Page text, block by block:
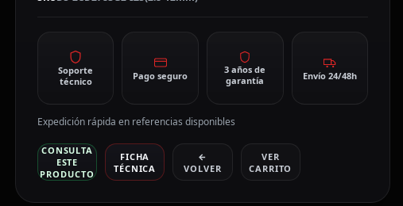
12mm)
cantidad
Soporte
técnico
Pago seguro
3 años de
garantía
Envío 24/48h
Expedición rápida en referencias disponibles
CONSULTA
ESTE
PRODUCTO
FICHA
TÉCNICA
←
VOLVER
VER
CARRITO